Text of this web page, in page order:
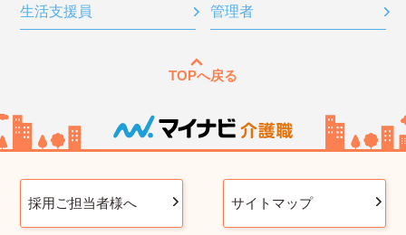
生活支援員 管理者
TOPへ戻る
採用ご担当者様へ サイトマップ